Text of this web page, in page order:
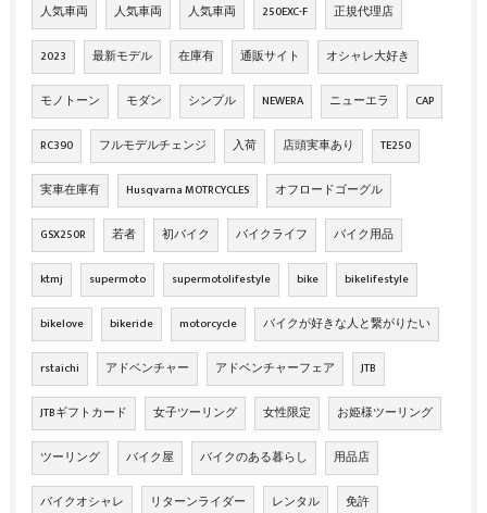
人気車両 人気車両 人気車両 250EXC-F 正規代理店
2023 最新モデル 在庫有 通販サイト オシャレ大好き
モノトーン モダン シンプル NEWERA ニューエラ CAP
RC390 フルモデルチェンジ 入荷 店頭実車あり TE250
実車在庫有 Husqvarna MOTRCYCLES オフロードゴーグル
GSX250R 若者 初バイク バイクライフ バイク用品
ktmj supermoto supermotolifestyle bike bikelifestyle
bikelove bikeride motorcycle バイクが好きな人と繋がりたい
rstaichi アドベンチャー アドベンチャーフェア JTB
JTBギフトカード 女子ツーリング 女性限定 お姫様ツーリング
ツーリング バイク屋 バイクのある暮らし 用品店
バイクオシャレ リターンライダー レンタル 免許